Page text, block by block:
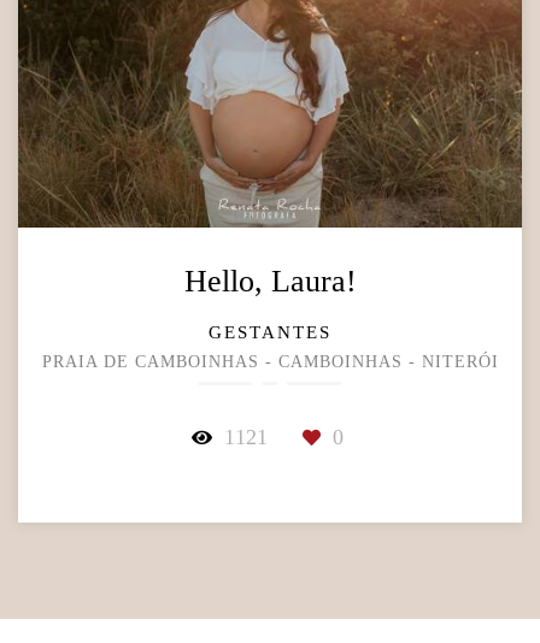
Hello, Laura!
GESTANTES
PRAIA DE CAMBOINHAS - CAMBOINHAS - NITERÓI
1121 0